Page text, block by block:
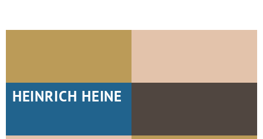
HEINRICH HEINE